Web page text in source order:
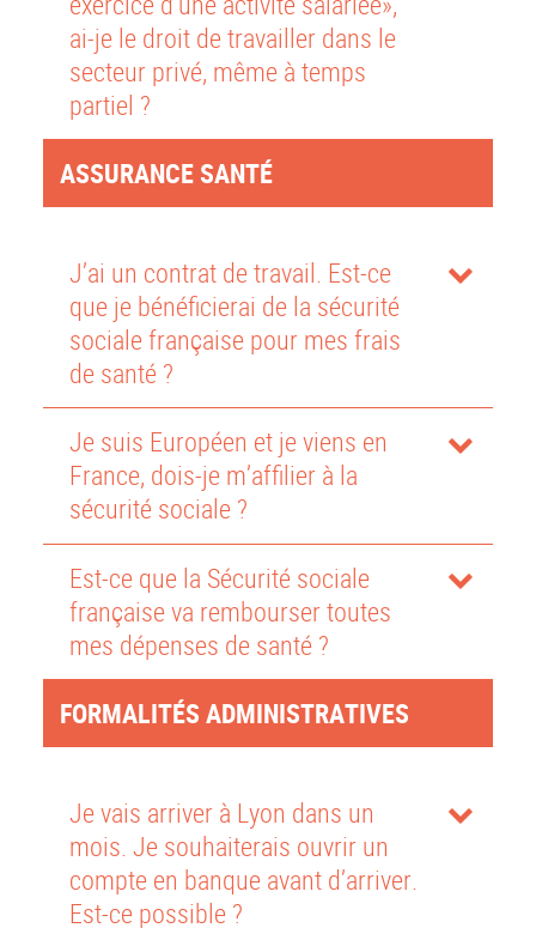
ai-je le droit de travailler dans le
secteur privé, même à temps
partiel ?
ASSURANCE SANTÉ
J’ai un contrat de travail. Est-ce
que je bénéficierai de la sécurité
sociale française pour mes frais
de santé ?
Je suis Européen et je viens en
France, dois-je m’affilier à la
sécurité sociale ?
Est-ce que la Sécurité sociale
française va rembourser toutes
mes dépenses de santé ?
FORMALITÉS ADMINISTRATIVES
Je vais arriver à Lyon dans un
mois. Je souhaiterais ouvrir un
compte en banque avant d’arriver.
Est-ce possible ?